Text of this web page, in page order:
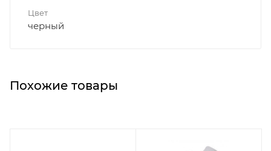
Цвет
черный
Похожие товары